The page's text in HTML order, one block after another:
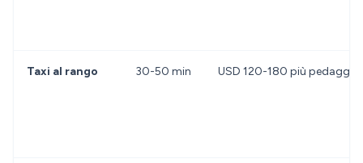
Taxi al rango 30-50 min USD 120-180 più pedaggi